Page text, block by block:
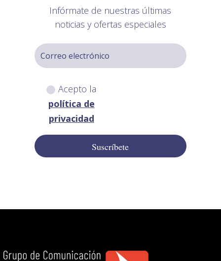
Infórmate de nuestras últimas
noticias y ofertas especiales
Acepto la
política de
privacidad
Suscríbete